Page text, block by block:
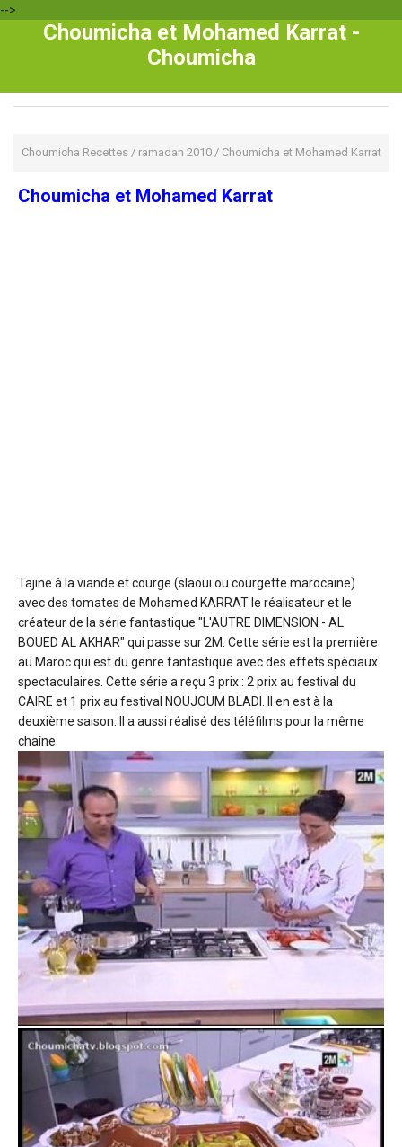
-->
Choumicha et Mohamed Karrat -
Choumicha
Choumicha Recettes/ ramadan 2010/ Choumicha et Mohamed Karrat
Choumicha et Mohamed Karrat
Tajine à la viande et courge (slaoui ou courgette marocaine)
avec des tomates de Mohamed KARRAT le réalisateur et le
créateur de la série fantastique "L'AUTRE DIMENSION - AL
BOUED AL AKHAR" qui passe sur 2M. Cette série est la première
au Maroc qui est du genre fantastique avec des effets spéciaux
spectaculaires. Cette série a reçu 3 prix : 2 prix au festival du
CAIRE et 1 prix au festival NOUJOUM BLADI. Il en est à la
deuxième saison. Il a aussi réalisé des téléfilms pour la même
chaîne.